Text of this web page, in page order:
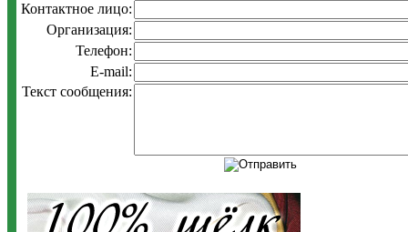
Контактное лицо:
Организация:
Телефон:
E-mail:
Текст сообщения: